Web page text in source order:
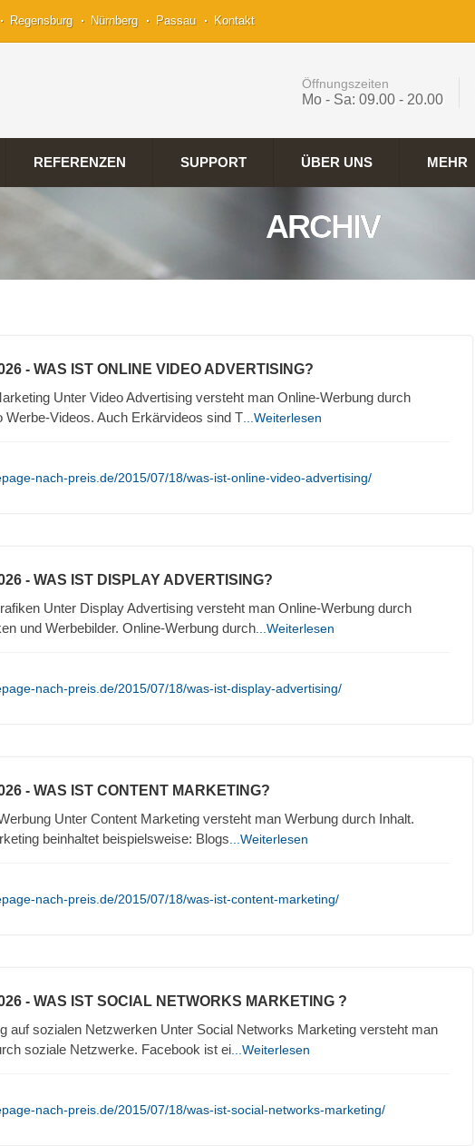
Regensburg Nürnberg Passau Kontakt
Öffnungszeiten
Mo - Sa: 09.00 - 20.00
REFERENZEN SUPPORT ÜBER UNS MEHR
ARCHIV
- WAS IST ONLINE VIDEO ADVERTISING?
Unter Video Advertising versteht man Online-Werbung durch
Werbe-Videos. Auch Erkärvideos sind T ...Weiterlesen
nach-preis.de/2015/07/18/was-ist-online-video-advertising/
- WAS IST DISPLAY ADVERTISING?
Unter Display Advertising versteht man Online-Werbung durch
und Werbebilder. Online-Werbung durch ...Weiterlesen
nach-preis.de/2015/07/18/was-ist-display-advertising/
- WAS IST CONTENT MARKETING?
Unter Content Marketing versteht man Werbung durch Inhalt.
beinhaltet beispielsweise: Blogs ...Weiterlesen
nach-preis.de/2015/07/18/was-ist-content-marketing/
- WAS IST SOCIAL NETWORKS MARKETING ?
auf sozialen Netzwerken Unter Social Networks Marketing versteht man
soziale Netzwerke. Facebook ist ei ...Weiterlesen
nach-preis.de/2015/07/18/was-ist-social-networks-marketing/